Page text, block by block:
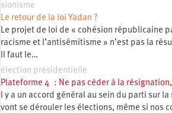
sionisme
Le retour de la loi Yadan ?
Le projet de loi de « cohésion républicaine
racisme et l’antisémitisme » n’est pas la
Il faut le…
élection présidentielle
Plateforme 4 : Ne pas céder à la
l y a un accord général au sein du parti sur
vont se dérouler les élections, même si nos